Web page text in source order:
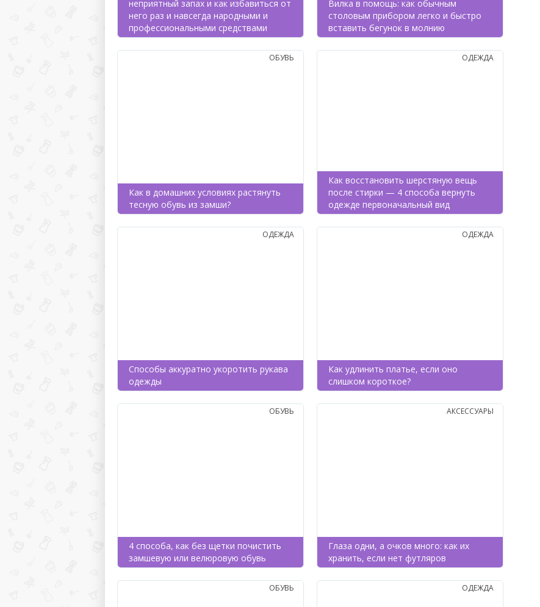
неприятный запах и как избавиться от
него раз и навсегда народными и
профессиональными средствами
Вилка в помощь: как обычным
столовым прибором легко и быстро
вставить бегунок в молнию
Как в домашних условиях растянуть
тесную обувь из замши?
ОБУВЬ
Как восстановить шерстяную вещь
после стирки — 4 способа вернуть
одежде первоначальный вид
ОДЕЖДА
Способы аккуратно укоротить рукава
одежды
ОДЕЖДА
Как удлинить платье, если оно
слишком короткое?
ОДЕЖДА
4 способа, как без щетки почистить
замшевую или велюровую обувь
ОБУВЬ
Глаза одни, а очков много: как их
хранить, если нет футляров
АКСЕССУАРЫ
ОБУВЬ ОДЕЖДА